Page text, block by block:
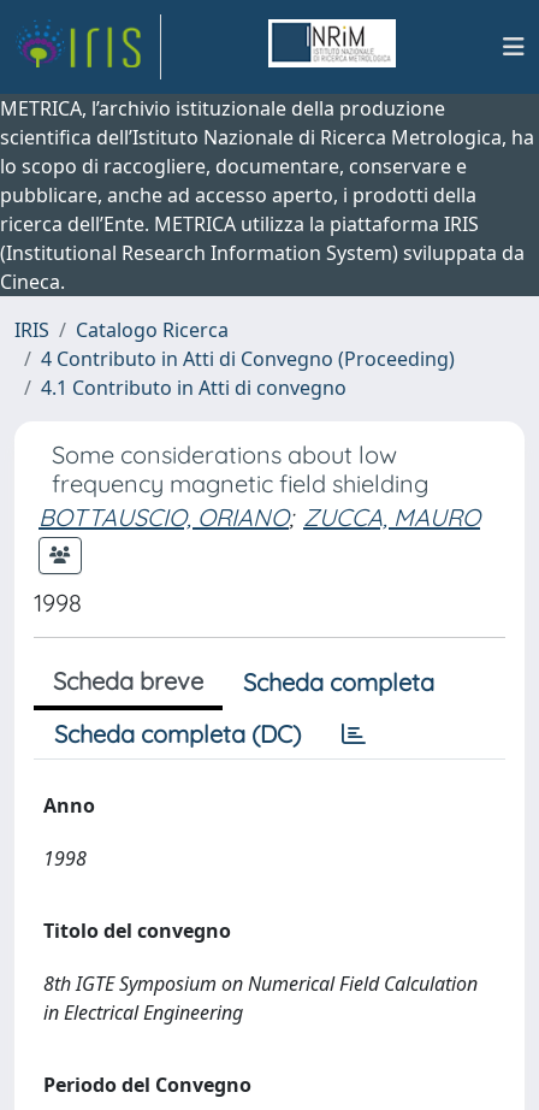
METRICA, l’archivio istituzionale della produzione
scientifica dell’Istituto Nazionale di Ricerca Metrologica, ha
lo scopo di raccogliere, documentare, conservare e
pubblicare, anche ad accesso aperto, i prodotti della
ricerca dell’Ente. METRICA utilizza la piattaforma IRIS
(Institutional Research Information System) sviluppata da
Cineca.
IRIS
Catalogo Ricerca
4 Contributo in Atti di Convegno (Proceeding)
4.1 Contributo in Atti di convegno
Some considerations about low
frequency magnetic field shielding
BOTTAUSCIO, ORIANO; ZUCCA, MAURO
1998
Scheda breve
Scheda completa
Scheda completa (DC)
Anno
1998
Titolo del convegno
8th IGTE Symposium on Numerical Field Calculation
in Electrical Engineering
Periodo del Convegno